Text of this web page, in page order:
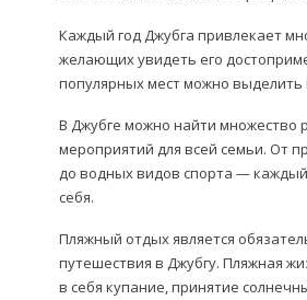
Каждый год Джубга привлекает
желающих увидеть его
популярных мест можно
В Джубге можно найти множество
мероприятий для всей семьи. От
до водных видов спорта —
себя.
Пляжный отдых является
путешествия в Джубгу. Пляжная
в себя купание, принятие